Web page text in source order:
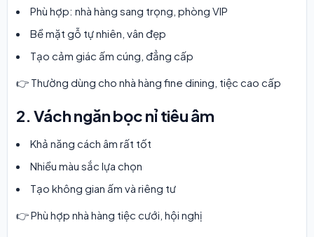
Phù hợp: nhà hàng sang trọng, phòng VIP
Bề mặt gỗ tự nhiên, vân đẹp
Tạo cảm giác ấm cúng, đẳng cấp
👉 Thường dùng cho nhà hàng fine dining, tiệc cao cấp
2. Vách ngăn bọc nỉ tiêu âm
Khả năng cách âm rất tốt
Nhiều màu sắc lựa chọn
Tạo không gian ấm và riêng tư
👉 Phù hợp nhà hàng tiệc cưới, hội nghị